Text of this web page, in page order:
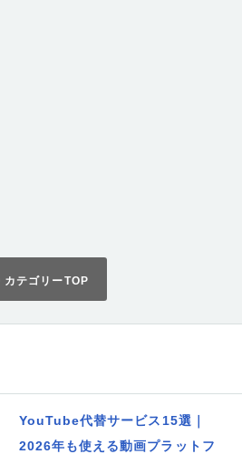
カテゴリーTOP
YouTube代替サービス15選｜
2026年も使える動画プラットフ